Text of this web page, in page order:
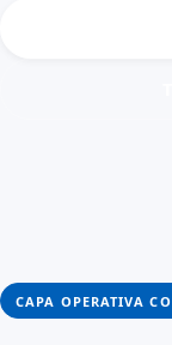
CAPA OPERATIVA